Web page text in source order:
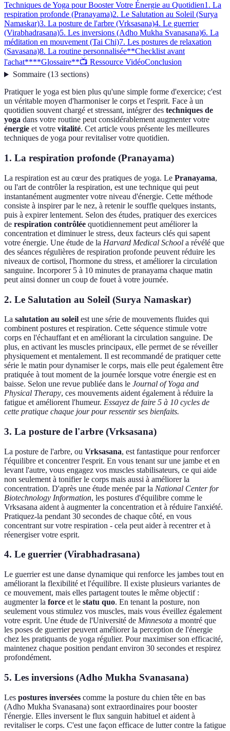
Techniques de Yoga pour Booster Votre Énergie au Quotidien1. La
respiration profonde (Pranayama)2. Le Salutation au Soleil (Surya
Namaskar)3. La posture de l'arbre (Vrksasana)4. Le guerrier
(Virabhadrasana)5. Les inversions (Adho Mukha Svanasana)6. La
méditation en mouvement (Tai Chi)7. Les postures de relaxation
(Savasana)8. La routine personnalisée**Checklist avant
l'achat****Glossaire**📺 Ressource VidéoConclusion
Sommaire(13 sections)
Pratiquer le yoga est bien plus qu'une simple forme d'exercice; c'est
un véritable moyen d'harmoniser le corps et l'esprit. Face à un
quotidien souvent chargé et stressant, intégrer des techniques de
yoga dans votre routine peut considérablement augmenter votre
énergie et votre vitalité. Cet article vous présente les meilleures
techniques de yoga pour revitaliser votre quotidien.
1. La respiration profonde (Pranayama)
La respiration est au cœur des pratiques de yoga. Le Pranayama,
ou l'art de contrôler la respiration, est une technique qui peut
instantanément augmenter votre niveau d'énergie. Cette méthode
consiste à inspirer par le nez, à retenir le souffle quelques instants,
puis à expirer lentement. Selon des études, pratiquer des exercices
de respiration contrôlée quotidiennement peut améliorer la
concentration et diminuer le stress, deux facteurs clés qui sapent
votre énergie. Une étude de la Harvard Medical School a révélé que
des séances régulières de respiration profonde peuvent réduire les
niveaux de cortisol, l'hormone du stress, et améliorer la circulation
sanguine. Incorporer 5 à 10 minutes de pranayama chaque matin
peut ainsi donner un coup de fouet à votre journée.
2. Le Salutation au Soleil (Surya Namaskar)
La salutation au soleil est une série de mouvements fluides qui
combinent postures et respiration. Cette séquence stimule votre
corps en l'échauffant et en améliorant la circulation sanguine. De
plus, en activant les muscles principaux, elle permet de se réveiller
physiquement et mentalement. Il est recommandé de pratiquer cette
série le matin pour dynamiser le corps, mais elle peut également être
pratiquée à tout moment de la journée lorsque votre énergie est en
baisse. Selon une revue publiée dans le Journal of Yoga and
Physical Therapy, ces mouvements aident également à réduire la
fatigue et améliorent l'humeur. Essayez de faire 5 à 10 cycles de
cette pratique chaque jour pour ressentir ses bienfaits.
3. La posture de l'arbre (Vrksasana)
La posture de l'arbre, ou Vrksasana, est fantastique pour renforcer
l'équilibre et concentrer l'esprit. En vous tenant sur une jambe et en
levant l'autre, vous engagez vos muscles stabilisateurs, ce qui aide
non seulement à tonifier le corps mais aussi à améliorer la
concentration. D'après une étude menée par la National Center for
Biotechnology Information, les postures d'équilibre comme le
Vrksasana aident à augmenter la concentration et à réduire l'anxiété.
Pratiquez-la pendant 30 secondes de chaque côté, en vous
concentrant sur votre respiration - cela peut aider à recentrer et à
réenergiser votre esprit.
4. Le guerrier (Virabhadrasana)
Le guerrier est une danse dynamique qui renforce les jambes tout en
améliorant la flexibilité et l'équilibre. Il existe plusieurs variantes de
ce mouvement, mais elles partagent toutes le même objectif :
augmenter la force et le statu quo. En tenant la posture, non
seulement vous stimulez vos muscles, mais vous éveillez également
votre esprit. Une étude de l'Université de Minnesota a montré que
les poses de guerrier peuvent améliorer la perception de l'énergie
chez les pratiquants de yoga régulier. Pour maximiser son efficacité,
maintenez chaque position pendant environ 30 secondes et respirez
profondément.
5. Les inversions (Adho Mukha Svanasana)
Les postures inversées comme la posture du chien tête en bas
(Adho Mukha Svanasana) sont extraordinaires pour booster
l'énergie. Elles inversent le flux sanguin habituel et aident à
revitaliser le corps. C'est une façon efficace de lutter contre la fatigue